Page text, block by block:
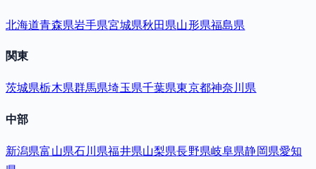
北海道青森県岩手県宮城県秋田県山形県福島県
関東
茨城県栃木県群馬県埼玉県千葉県東京都神奈川県
中部
新潟県富山県石川県福井県山梨県長野県岐阜県静岡県愛知